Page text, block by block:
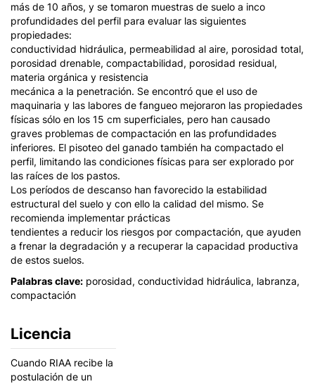
más de 10 años, y se tomaron muestras de suelo a inco
profundidades del perfil para evaluar las siguientes
propiedades:
conductividad hidráulica, permeabilidad al aire, porosidad total,
porosidad drenable, compactabilidad, porosidad residual,
materia orgánica y resistencia
mecánica a la penetración. Se encontró que el uso de
maquinaria y las labores de fangueo mejoraron las propiedades
físicas sólo en los 15 cm superficiales, pero han causado
graves problemas de compactación en las profundidades
inferiores. El pisoteo del ganado también ha compactado el
perfil, limitando las condiciones físicas para ser explorado por
las raíces de los pastos.
Los períodos de descanso han favorecido la estabilidad
estructural del suelo y con ello la calidad del mismo. Se
recomienda implementar prácticas
tendientes a reducir los riesgos por compactación, que ayuden
a frenar la degradación y a recuperar la capacidad productiva
de estos suelos.
Palabras clave: porosidad, conductividad hidráulica, labranza,
compactación
Licencia
Cuando RIAA recibe la
postulación de un